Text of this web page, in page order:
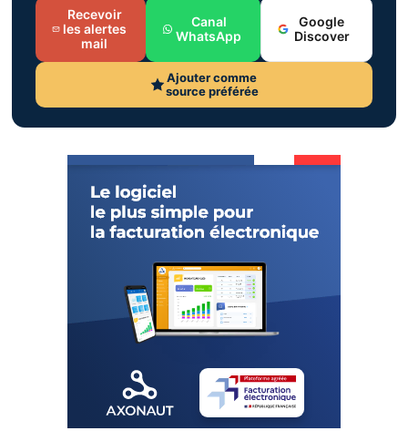
Recevoir
les alertes
mail
Canal
WhatsApp
Google
Discover
Ajouter comme
source préférée